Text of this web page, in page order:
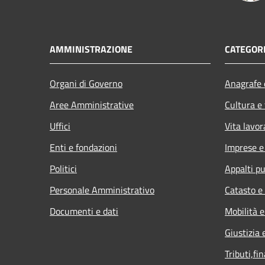
AMMINISTRAZIONE
Organi di Governo
Aree Amministrative
Uffici
Enti e fondazioni
Politici
Personale Amministrativo
Documenti e dati
Cultura
Vita
Imprese
Appalti
Catasto
Mobilità
Giustizia